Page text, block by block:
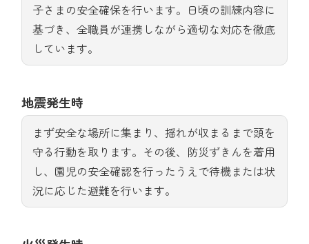
子さまの安全確保を行います。日頃の訓練内容に
基づき、全職員が連携しながら適切な対応を徹底
しています。
地震発生時
まず安全な場所に集まり、揺れが収まるまで頭を
守る行動を取ります。その後、防災ずきんを着用
し、園児の安全確認を行ったうえで待機または状
況に応じた避難を行います。